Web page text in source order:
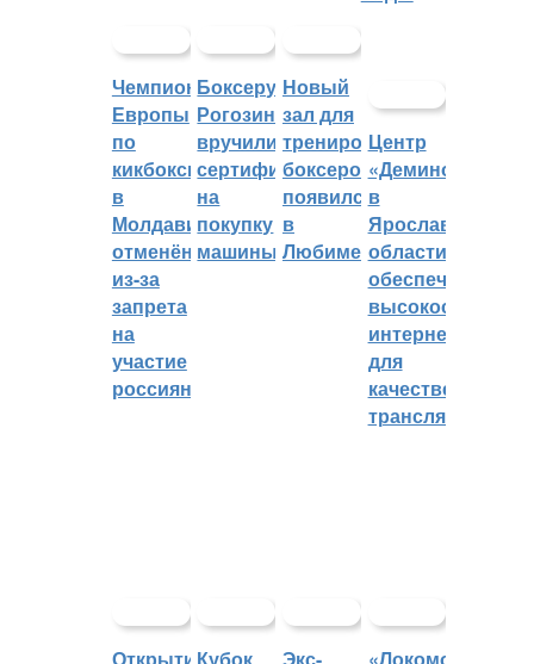
Чемпионат
Европы
по
кикбоксингу
в
Молдавии
отменён
из-за
запрета
на
участие
россиян
Боксеру
Рогозину
вручили
сертификат
на
покупку
машины
Новый
зал для
тренировок
боксеров
появился
в
Любиме
Центр
«Демино»
в
Ярославской
области
обеспечивают
интернетом
для
качественных
трансляций